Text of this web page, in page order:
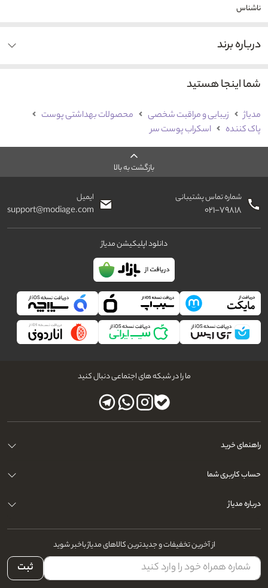
ناشناس
درباره برند
شما اینجا هستید
مدیاژ زیبایی و مراقبت شخصی
محصولات بهداشتی پوست
پاک کننده
اسکراب پوست سر
بازگشت به بالا
شماره تماس پشتیبانی
۰۲۱-۷۹۸۱۸
ایمیل
support@modiage.com
دانلود اپلیکیشن مدیاژ
ما را در شبکه های اجتماعی دنبال کنید
راهنمای خرید
حساب کاربری شما
درباره مدیاژ
از آخرین تخفیفات و جدیدترین کالاهای مدیاژ باخبر شوید
ثبت